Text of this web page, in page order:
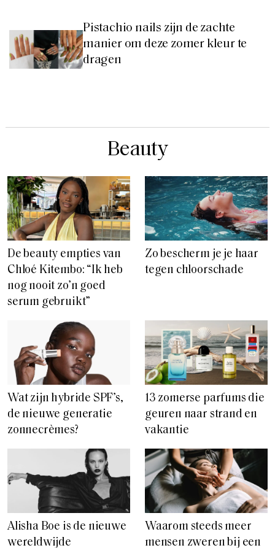
Pistachio nails zijn de zachte
manier om deze zomer kleur te
dragen
Beauty
De beauty empties van
Chloé Kitembo: “Ik heb
nog nooit zo’n goed
serum gebruikt”
Zo bescherm je je haar
tegen chloorschade
Wat zijn hybride SPF’s,
de nieuwe generatie
zonnecrèmes?
13 zomerse parfums die
geuren naar strand en
vakantie
Alisha Boe is de nieuwe
wereldwijde
Waarom steeds meer
mensen zweren bij een